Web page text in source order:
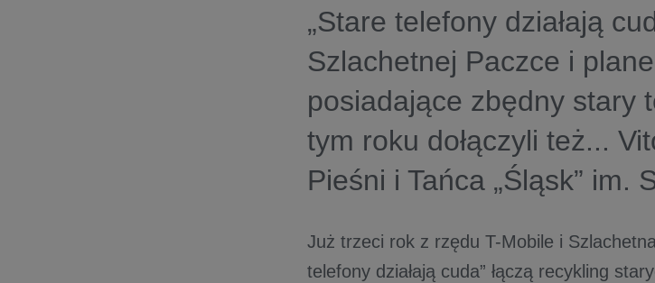
„Stare telefony działają
Szlachetnej Paczce i
posiadające zbędny stary
tym roku dołączyli też...
Pieśni i Tańca „Śląsk” im.
Już trzeci rok z rzędu T-Mobile i
telefony działają cuda” łączą recykling